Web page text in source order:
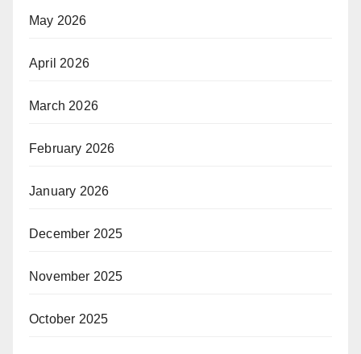
May 2026
April 2026
March 2026
February 2026
January 2026
December 2025
November 2025
October 2025